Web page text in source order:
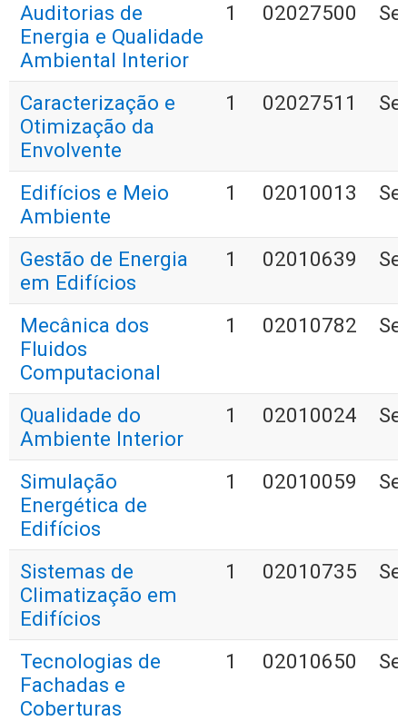
Auditorias de
Energia e Qualidade
Ambiental Interior
1 02027500
Caracterização e
Otimização da
Envolvente
1 02027511
Edifícios e Meio
Ambiente
1 02010013
Gestão de Energia
em Edifícios
1 02010639
Mecânica dos
Fluidos
Computacional
1 02010782
Qualidade do
Ambiente Interior
1 02010024
Simulação
Energética de
Edifícios
1 02010059
Sistemas de
Climatização em
Edifícios
1 02010735
Tecnologias de
Fachadas e
Coberturas
1 02010650